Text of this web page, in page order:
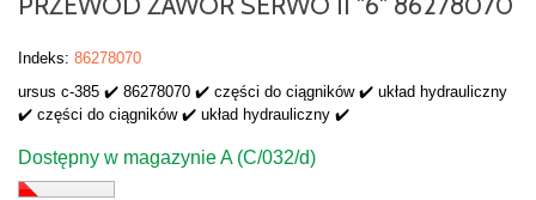
Indeks: 86278070
ursus c-385 ✔️ 86278070 ✔️ części do ciągników ✔️ układ hydrauliczny
✔️ części do ciągników ✔️ układ hydrauliczny ✔️
Dostępny w magazynie A (C/032/d)